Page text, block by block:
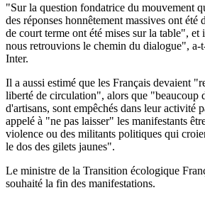
"Sur la question fondatrice du mouvement
des réponses honnêtement massives ont été
de court terme ont été mises sur la table",
nous retrouvions le chemin du dialogue", a-
Inter.
Il a aussi estimé que les Français devaient
liberté de circulation", alors que "beaucoup
d'artisans, sont empêchés dans leur activité
appelé à "ne pas laisser" les manifestants
violence ou des militants politiques qui
le dos des gilets jaunes".
Le ministre de la Transition écologique
souhaité la fin des manifestations.